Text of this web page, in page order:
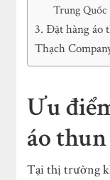
Trung Quốc
Đặt hàng áo
Thạch
Ưu
áo
Tại thị trường